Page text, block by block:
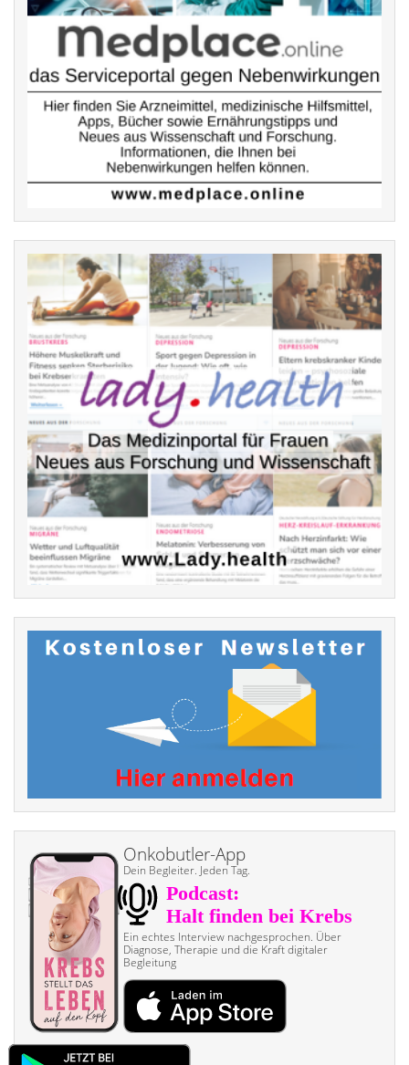
Onkobutler-App
Dein Begleiter. Jeden Tag.
Ein echtes Interview nach­gesprochen. Über
Diagnose, Therapie und die Kraft digitaler
Begleitung